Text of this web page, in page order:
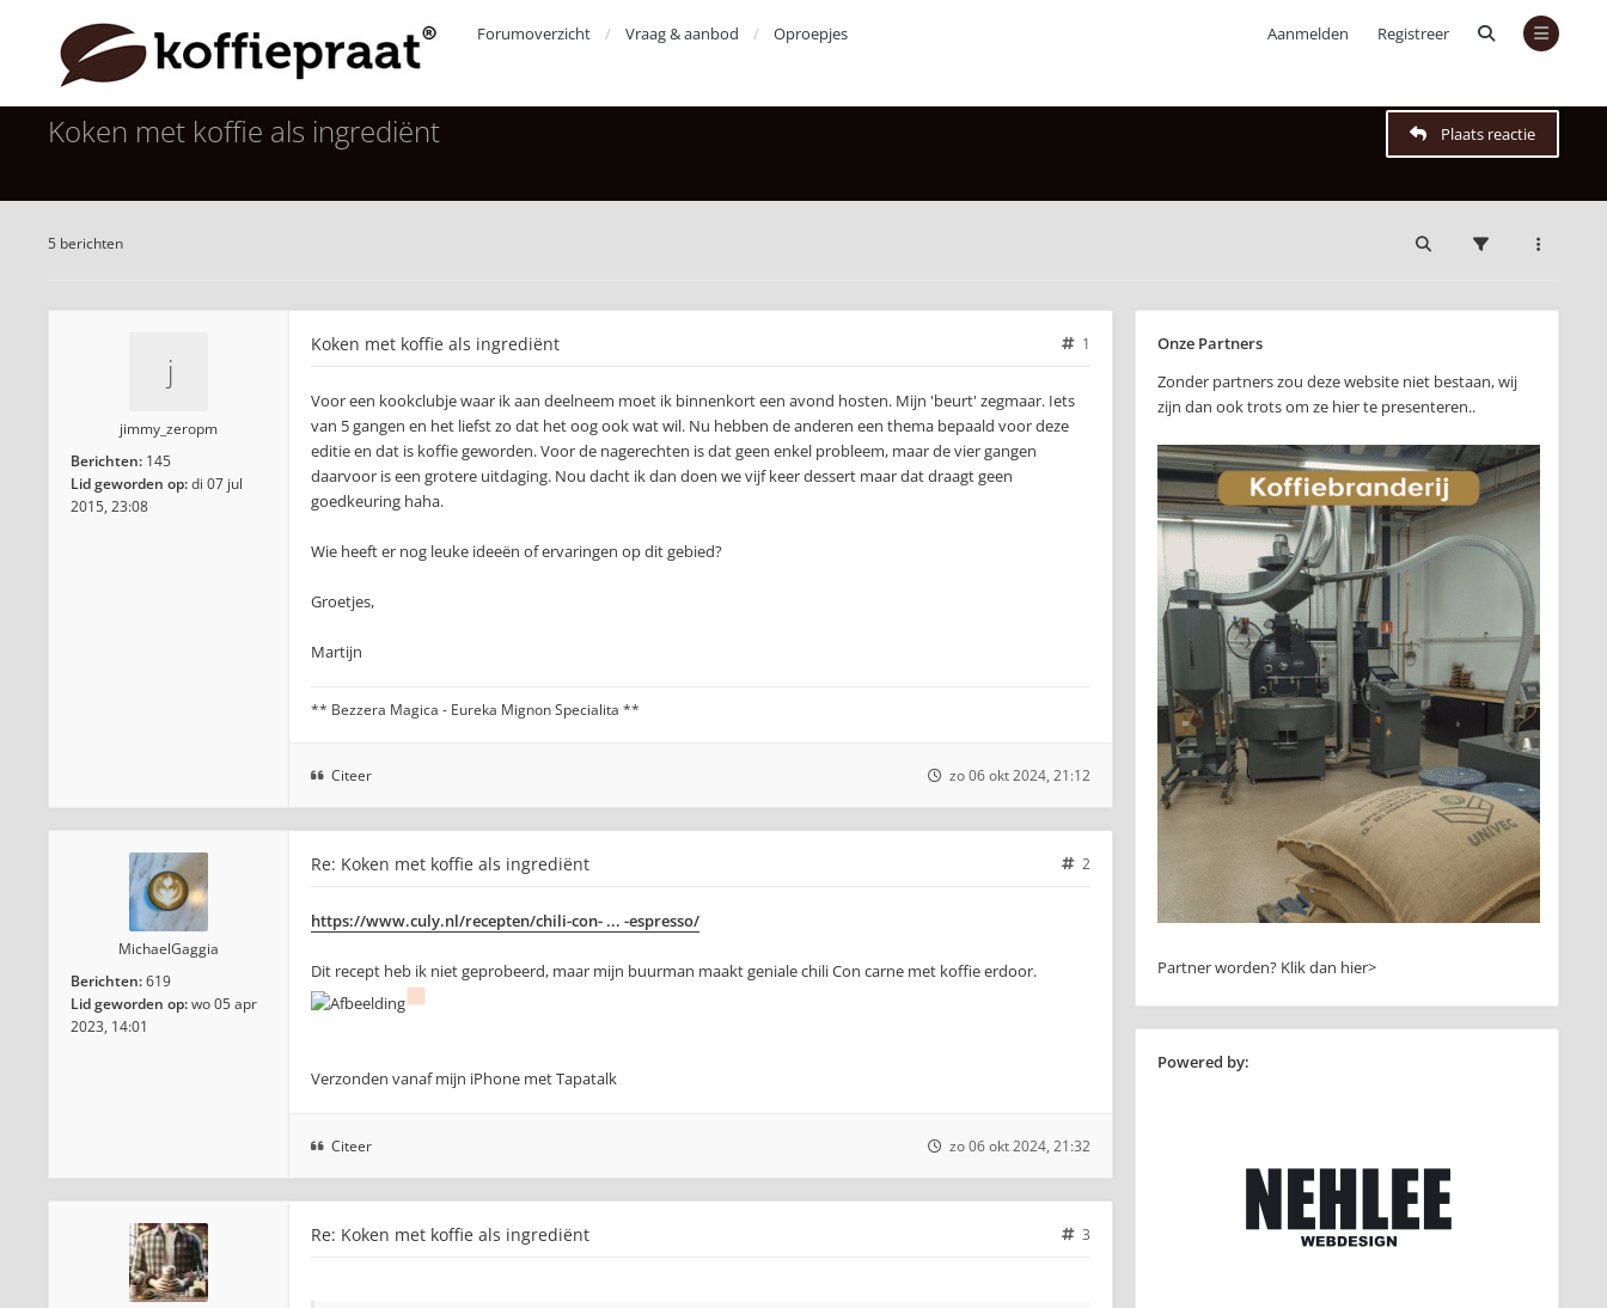
Aanmelden Registreer
Forumoverzicht Vraag & aanbod Oproepjes
Koken met koffie als ingrediënt Plaats reactie
5 berichten
jimmy_zeropm
Berichten: 145
Lid geworden op:di 07 jul
2015, 23:08
Koken met koffie als ingrediënt 1
Voor een kookclubje waar ik aan deelneem moet ik binnenkort een avond hosten. Mijn 'beurt' zegmaar. Iets
van 5 gangen en het liefst zo dat het oog ook wat wil. Nu hebben de anderen een thema bepaald voor deze
editie en dat is koffie geworden. Voor de nagerechten is dat geen enkel probleem, maar de vier gangen
daarvoor is een grotere uitdaging. Nou dacht ik dan doen we vijf keer dessert maar dat draagt geen
goedkeuring haha.
Wie heeft er nog leuke ideeën of ervaringen op dit gebied?
Groetjes,
Martijn
** Bezzera Magica - Eureka Mignon Specialita **
Citeer zo 06 okt 2024, 21:12
MichaelGaggia
Berichten:619
Lid geworden op:wo 05 apr
2023, 14:01
Re: Koken met koffie als ingrediënt 2
https://www.culy.nl/recepten/chili-con- ... -espresso/
Dit recept heb ik niet geprobeerd, maar mijn buurman maakt geniale chili Con carne met koffie erdoor.
Verzonden vanaf mijn iPhone met Tapatalk
Citeer zo 06 okt 2024, 21:32
Re: Koken met koffie als ingrediënt 3
Onze Partners
Zonder partners zou deze website niet bestaan, wij
zijn dan ook trots om ze hier te presenteren..
Partner worden? Klik dan hier>
Powered by: